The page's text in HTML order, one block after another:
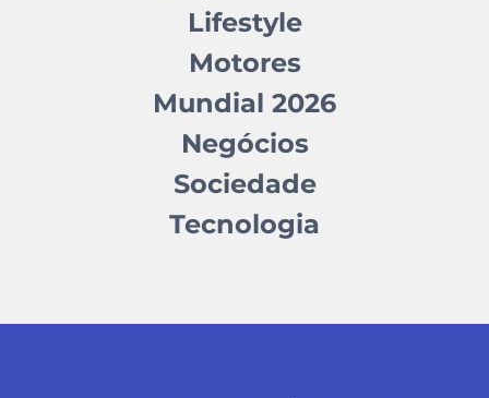
Lifestyle
Motores
Mundial 2026
Negócios
Sociedade
Tecnologia